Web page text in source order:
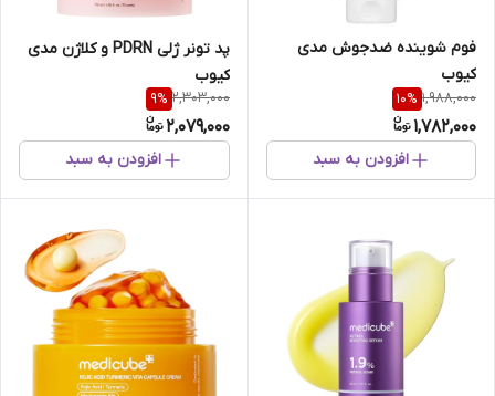
فوم شوینده ضدجوش مدی
کیوب
1,988,000
10%
1,782,000
افزودن به سبد
پد تونر ژلی PDRN و کلاژن مدی
کیوب
2,303,000
9%
2,079,000
افزودن به سبد